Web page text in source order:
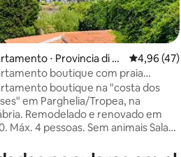
média de 5, 104 avaliações
⋅ Provincia di Vi
4,96 de
4,96 (47)
boutique com praia
perto de Tropea
boutique na "costa dos
em Parghelia/Tropea, na
Remodelado e renovado em
Máx. 4 pessoas. Sem animais Sala
de lavar/secar roupa, máquina